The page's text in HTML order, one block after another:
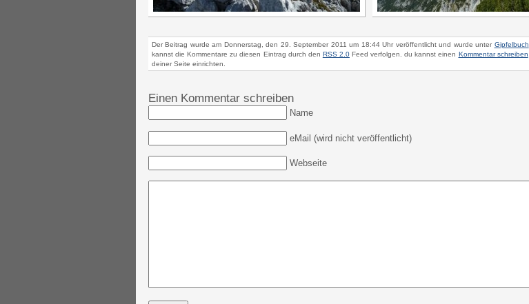
Der Beitrag wurde am Donnerstag, den 29. September 2011 um 18:44 Uhr veröffentlicht und wurde unter Gipfelbuch
kannst die Kommentare zu diesen Eintrag durch den RSS 2.0Feed verfolgen. du kannst einen Kommentar schreiben
deiner Seite einrichten.
Einen Kommentar schreiben
Name
eMail (wird nicht veröffentlicht)
Webseite